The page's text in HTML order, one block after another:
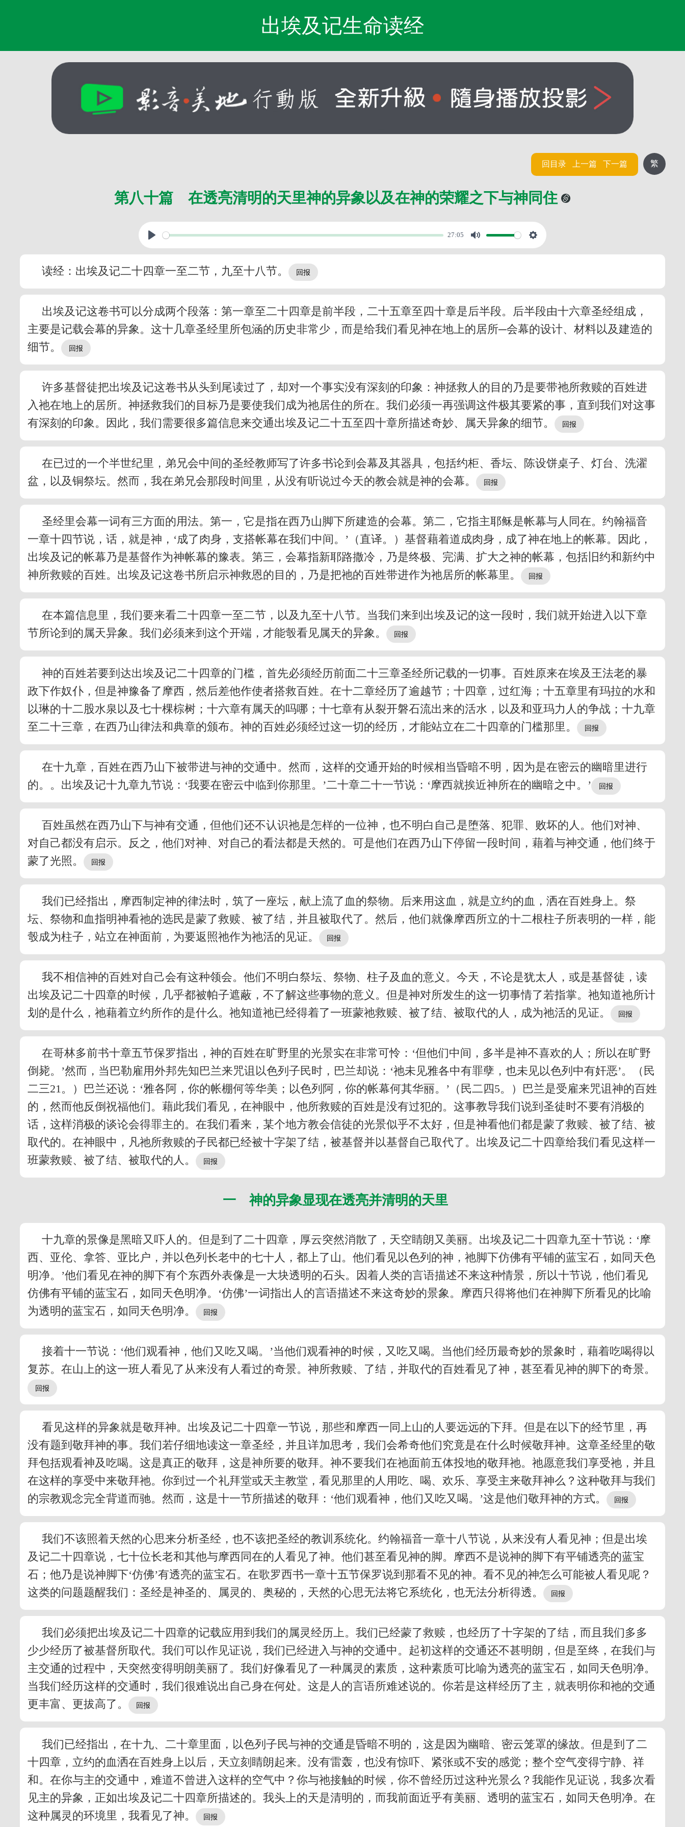
出埃及记生命读经
繁
回目录 上一篇 下一篇
第八十篇 在透亮清明的天里神的异象以及在神的荣耀之下与神同住
27:05
读经：出埃及记二十四章一至二节，九至十八节。
出埃及记这卷书可以分成两个段落：第一章至二十四章是前半段，二十五章至四十章是后半段。后半段由十六章圣经组成，
主要是记载会幕的异象。这十几章圣经里所包涵的历史非常少，而是给我们看见神在地上的居所─会幕的设计、材料以及建造的
细节。
许多基督徒把出埃及记这卷书从头到尾读过了，却对一个事实没有深刻的印象：神拯救人的目的乃是要带祂所救赎的百姓进
入祂在地上的居所。神拯救我们的目标乃是要使我们成为祂居住的所在。我们必须一再强调这件极其要紧的事，直到我们对这事
有深刻的印象。因此，我们需要很多篇信息来交通出埃及记二十五至四十章所描述奇妙、属天异象的细节。
在已过的一个半世纪里，弟兄会中间的圣经教师写了许多书论到会幕及其器具，包括约柜、香坛、陈设饼桌子、灯台、洗濯
盆，以及铜祭坛。然而，我在弟兄会那段时间里，从没有听说过今天的教会就是神的会幕。
圣经里会幕一词有三方面的用法。第一，它是指在西乃山脚下所建造的会幕。第二，它指主耶稣是帐幕与人同在。约翰福音
一章十四节说，话，就是神，‘成了肉身，支搭帐幕在我们中间。’（直译。）基督藉着道成肉身，成了神在地上的帐幕。因此，
出埃及记的帐幕乃是基督作为神帐幕的豫表。第三，会幕指新耶路撒冷，乃是终极、完满、扩大之神的帐幕，包括旧约和新约中
神所救赎的百姓。出埃及记这卷书所启示神救恩的目的，乃是把祂的百姓带进作为祂居所的帐幕里。
在本篇信息里，我们要来看二十四章一至二节，以及九至十八节。当我们来到出埃及记的这一段时，我们就开始进入以下章
节所论到的属天异象。我们必须来到这个开端，才能彀看见属天的异象。
神的百姓若要到达出埃及记二十四章的门槛，首先必须经历前面二十三章圣经所记载的一切事。百姓原来在埃及王法老的暴
政下作奴仆，但是神豫备了摩西，然后差他作使者搭救百姓。在十二章经历了逾越节；十四章，过红海；十五章里有玛拉的水和
以琳的十二股水泉以及七十棵棕树；十六章有属天的吗哪；十七章有从裂开磐石流出来的活水，以及和亚玛力人的争战；十九章
至二十三章，在西乃山律法和典章的颁布。神的百姓必须经过这一切的经历，才能站立在二十四章的门槛那里。
在十九章，百姓在西乃山下被带进与神的交通中。然而，这样的交通开始的时候相当昏暗不明，因为是在密云的幽暗里进行
的。。出埃及记十九章九节说：‘我要在密云中临到你那里。’二十章二十一节说：‘摩西就挨近神所在的幽暗之中。’
百姓虽然在西乃山下与神有交通，但他们还不认识祂是怎样的一位神，也不明白自己是堕落、犯罪、败坏的人。他们对神、
对自己都没有启示。反之，他们对神、对自己的看法都是天然的。可是他们在西乃山下停留一段时间，藉着与神交通，他们终于
蒙了光照。
我们已经指出，摩西制定神的律法时，筑了一座坛，献上流了血的祭物。后来用这血，就是立约的血，洒在百姓身上。祭
坛、祭物和血指明神看祂的选民是蒙了救赎、被了结，并且被取代了。然后，他们就像摩西所立的十二根柱子所表明的一样，能
彀成为柱子，站立在神面前，为要返照祂作为祂活的见证。
我不相信神的百姓对自己会有这种领会。他们不明白祭坛、祭物、柱子及血的意义。今天，不论是犹太人，或是基督徒，读
出埃及记二十四章的时候，几乎都被帕子遮蔽，不了解这些事物的意义。但是神对所发生的这一切事情了若指掌。祂知道祂所计
划的是什么，祂藉着立约所作的是什么。祂知道祂已经得着了一班蒙祂救赎、被了结、被取代的人，成为祂活的见证。
在哥林多前书十章五节保罗指出，神的百姓在旷野里的光景实在非常可怜：‘但他们中间，多半是神不喜欢的人；所以在旷野
倒毙。’然而，当巴勒雇用外邦先知巴兰来咒诅以色列子民时，巴兰却说：‘祂未见雅各中有罪孽，也未见以色列中有奸恶’。（民
二三21。）巴兰还说：‘雅各阿，你的帐棚何等华美；以色列阿，你的帐幕何其华丽。’（民二四5。）巴兰是受雇来咒诅神的百姓
的，然而他反倒祝福他们。藉此我们看见，在神眼中，他所救赎的百姓是没有过犯的。这事教导我们说到圣徒时不要有消极的
话，这样消极的谈论会得罪主的。在我们看来，某个地方教会信徒的光景似乎不太好，但是神看他们都是蒙了救赎、被了结、被
取代的。在神眼中，凡祂所救赎的子民都已经被十字架了结，被基督并以基督自己取代了。出埃及记二十四章给我们看见这样一
班蒙救赎、被了结、被取代的人。
一 神的异象显现在透亮并清明的天里
十九章的景像是黑暗又吓人的。但是到了二十四章，厚云突然消散了，天空睛朗又美丽。出埃及记二十四章九至十节说：‘摩
西、亚伦、拿答、亚比户，并以色列长老中的七十人，都上了山。他们看见以色列的神，祂脚下仿佛有平铺的蓝宝石，如同天色
明净。’他们看见在神的脚下有个东西外表像是一大块透明的石头。因着人类的言语描述不来这种情景，所以十节说，他们看见
仿佛有平铺的蓝宝石，如同天色明净。‘仿佛’一词指出人的言语描述不来这奇妙的景象。摩西只得将他们在神脚下所看见的比喻
为透明的蓝宝石，如同天色明净。
接着十一节说：‘他们观看神，他们又吃又喝。’当他们观看神的时候，又吃又喝。当他们经历最奇妙的景象时，藉着吃喝得以
复苏。在山上的这一班人看见了从来没有人看过的奇景。神所救赎、了结，并取代的百姓看见了神，甚至看见神的脚下的奇景。
看见这样的异象就是敬拜神。出埃及记二十四章一节说，那些和摩西一同上山的人要远远的下拜。但是在以下的经节里，再
没有题到敬拜神的事。我们若仔细地读这一章圣经，并且详加思考，我们会希奇他们究竟是在什么时候敬拜神。这章圣经里的敬
拜包括观看神及吃喝。这是真正的敬拜，这是神所要的敬拜。神不要我们在祂面前五体投地的敬拜祂。祂愿意我们享受祂，并且
在这样的享受中来敬拜祂。你到过一个礼拜堂或天主教堂，看见那里的人用吃、喝、欢乐、享受主来敬拜神么？这种敬拜与我们
的宗教观念完全背道而驰。然而，这是十一节所描述的敬拜：‘他们观看神，他们又吃又喝。’这是他们敬拜神的方式。
我们不该照着天然的心思来分析圣经，也不该把圣经的教训系统化。约翰福音一章十八节说，从来没有人看见神；但是出埃
及记二十四章说，七十位长老和其他与摩西同在的人看见了神。他们甚至看见神的脚。摩西不是说神的脚下有平铺透亮的蓝宝
石；他乃是说神脚下‘仿佛’有透亮的蓝宝石。在歌罗西书一章十五节保罗说到那看不见的神。看不见的神怎么可能被人看见呢？
这类的问题题醒我们：圣经是神圣的、属灵的、奥秘的，天然的心思无法将它系统化，也无法分析得透。
我们必须把出埃及记二十四章的记载应用到我们的属灵经历上。我们已经蒙了救赎，也经历了十字架的了结，而且我们多多
少少经历了被基督所取代。我们可以作见证说，我们已经进入与神的交通中。起初这样的交通还不甚明朗，但是至终，在我们与
主交通的过程中，天突然变得明朗美丽了。我们好像看见了一种属灵的素质，这种素质可比喻为透亮的蓝宝石，如同天色明净。
当我们经历这样的交通时，我们很难说出自己身在何处。这是人的言语所难述说的。你若是这样经历了主，就表明你和祂的交通
更丰富、更拔高了。
我们已经指出，在十九、二十章里面，以色列子民与神的交通是昏暗不明的，这是因为幽暗、密云笼罩的缘故。但是到了二
十四章，立约的血洒在百姓身上以后，天立刻睛朗起来。没有雷轰，也没有惊吓、紧张或不安的感觉；整个空气变得宁静、祥
和。在你与主的交通中，难道不曾进入这样的空气中？你与祂接触的时候，你不曾经历过这种光景么？我能作见证说，我多次看
见主的异象，正如出埃及记二十四章所描述的。我头上的天是清明的，而我前面近乎有美丽、透明的蓝宝石，如同天色明净。在
这种属灵的环境里，我看见了神。